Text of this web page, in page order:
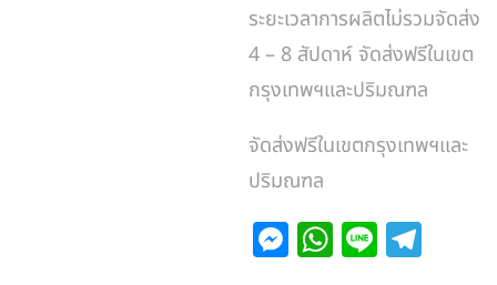
ระยะเวลาการผลิตไม่รวมจัดส่ง
4 – 8 สัปดาห์ จัดส่งฟรีในเขต
กรุงเทพฯและปริมณฑล
จัดส่งฟรีในเขตกรุงเทพฯและ
ปริมณฑล
M W Li